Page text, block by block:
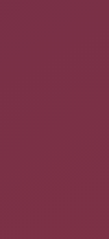
d'un
de
est dangereux
clonez un
UUID des
vous tentez
ou son modèle,
celui-ci :
fs on unknown-